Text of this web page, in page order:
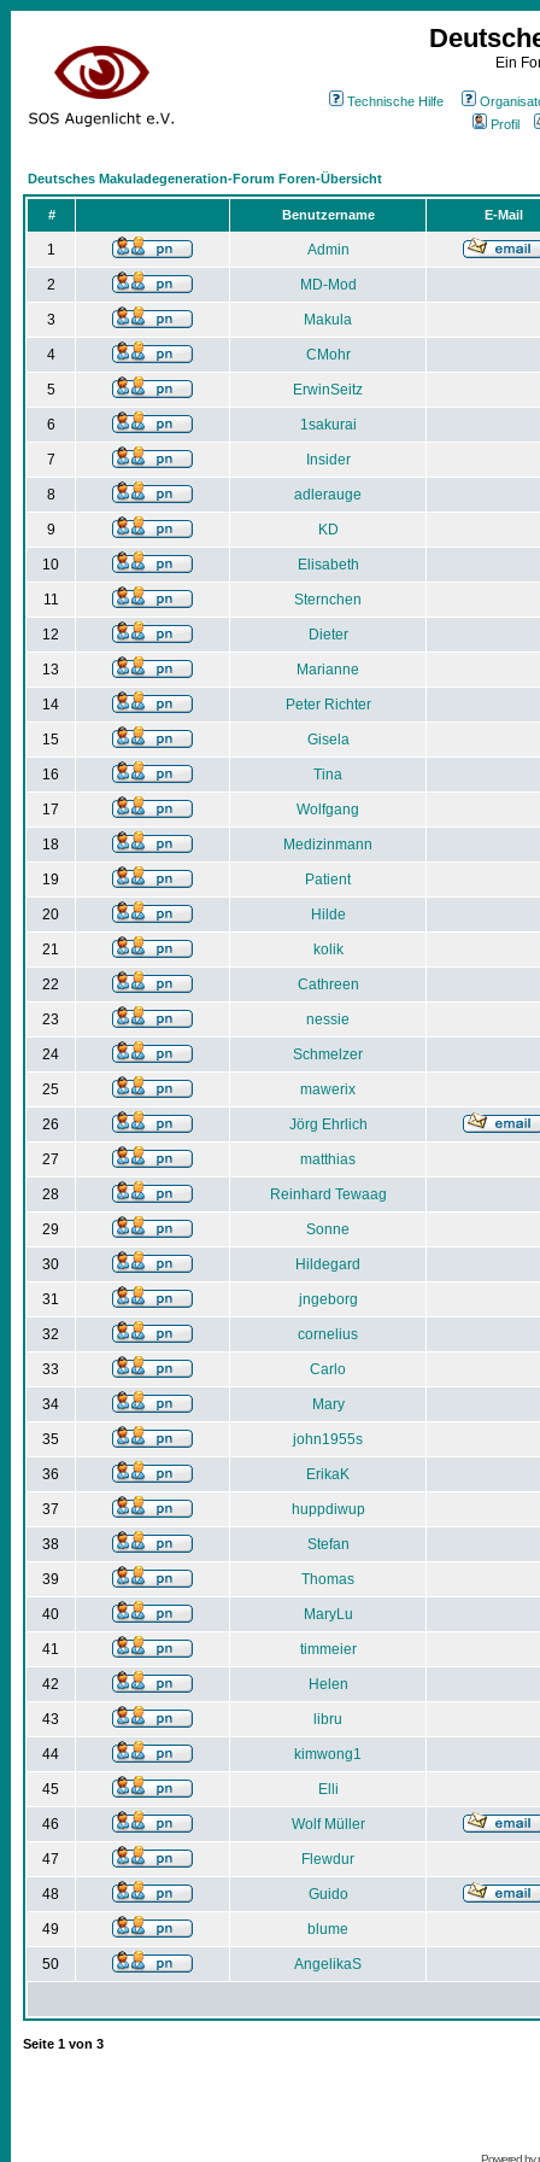
Ein
Technische Hilfe
Profil
Deutsches Makuladegeneration-Forum Foren-Übersicht
# Benutzername E-Mail
1 Admin
2 MD-Mod
3 Makula
4 CMohr
5 ErwinSeitz
6 1sakurai
7 Insider
8 adlerauge
9 KD
10 Elisabeth
11 Sternchen
12 Dieter
13 Marianne
14 Peter Richter
15 Gisela
16 Tina
17 Wolfgang
18 Medizinmann
19 Patient
20 Hilde
21 kolik
22 Cathreen
23 nessie
24 Schmelzer
25 mawerix
26 Jörg Ehrlich
27 matthias
28 Reinhard Tewaag
29 Sonne
30 Hildegard
31 jngeborg
32 cornelius
33 Carlo
34 Mary
35 john1955s
36 ErikaK
37 huppdiwup
38 Stefan
39 Thomas
40 MaryLu
41 timmeier
42 Helen
43 libru
44 kimwong1
45 Elli
46 Wolf Müller
47 Flewdur
48 Guido
49 blume
50 AngelikaS
Seite 1 von 3
Powered by